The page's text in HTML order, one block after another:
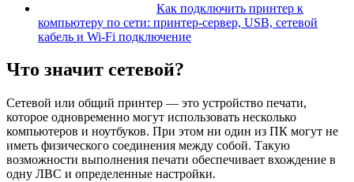
Как подключить принтер к
компьютеру по сети: принтер-сервер, USB, сетевой
кабель и Wi-Fi подключение
Что значит сетевой?
Сетевой или общий принтер — это устройство печати,
которое одновременно могут использовать несколько
компьютеров и ноутбуков. При этом ни один из ПК могут не
иметь физического соединения между собой. Такую
возможности выполнения печати обеспечивает вхождение в
одну ЛВС и определенные настройки.